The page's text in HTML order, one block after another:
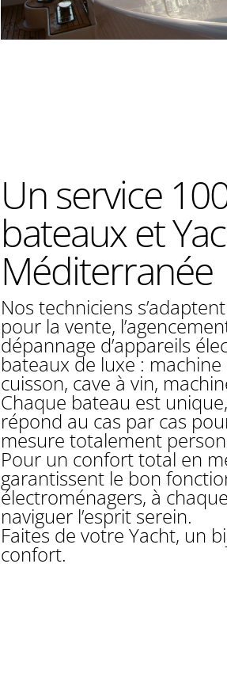
Un service
bateaux et
Méditerranée
Nos techniciens
pour la vente,
dépannage d’appareils
bateaux de luxe :
cuisson, cave à vin,
Chaque bateau est
répond au cas par cas
mesure totalement
Pour un confort total en
garantissent le bon
électroménagers, à
naviguer l’esprit serein.
Faites de votre Yacht, un
confort.